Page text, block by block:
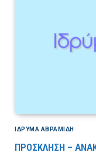
ΙΔΡΎΜΑ ΑΒΡΑΜΊΔΗ
ΠΡΟΣΚΛΗΣΗ –